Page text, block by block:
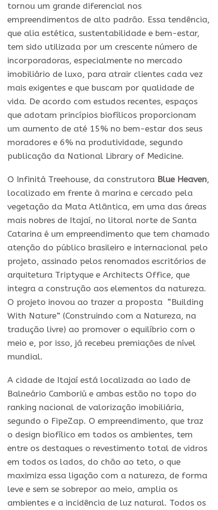
tornou um grande diferencial nos
empreendimentos de alto padrão. Essa tendência,
que alia estética, sustentabilidade e bem-estar,
tem sido utilizada por um crescente número de
incorporadoras, especialmente no mercado
imobiliário de luxo, para atrair clientes cada vez
mais exigentes e que buscam por qualidade de
vida. De acordo com estudos recentes, espaços
que adotam princípios biofílicos proporcionam
um aumento de até 15% no bem-estar dos seus
moradores e 6% na produtividade, segundo
publicação da National Library of Medicine.
O Infinitá Treehouse, da construtora Blue Heaven,
localizado em frente à marina e cercado pela
vegetação da Mata Atlântica, em uma das áreas
mais nobres de Itajaí, no litoral norte de Santa
Catarina é um empreendimento que tem chamado
atenção do público brasileiro e internacional pelo
projeto, assinado pelos renomados escritórios de
arquitetura Triptyque e Architects Office, que
integra a construção aos elementos da natureza.
O projeto inovou ao trazer a proposta “Building
With Nature” (Construindo com a Natureza, na
tradução livre) ao promover o equilíbrio com o
meio e, por isso, já recebeu premiações de nível
mundial.
A cidade de Itajaí está localizada ao lado de
Balneário Camboriú e ambas estão no topo do
ranking nacional de valorização imobiliária,
segundo o FipeZap. O empreendimento, que traz
o design biofílico em todos os ambientes, tem
entre os destaques o revestimento total de vidros
em todos os lados, do chão ao teto, o que
maximiza essa ligação com a natureza, de forma
leve e sem se sobrepor ao meio, amplia os
ambientes e a incidência de luz natural. Todos os